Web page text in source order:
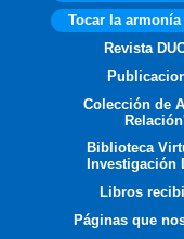
Tocar la
Revista
Colección de
Biblioteca
Investigación
Libros
Páginas que